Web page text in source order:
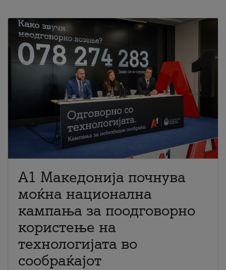
A1 Македонија почнува
моќна национална
кампања за поодговорно
користење на
технологијата во
сообраќајот